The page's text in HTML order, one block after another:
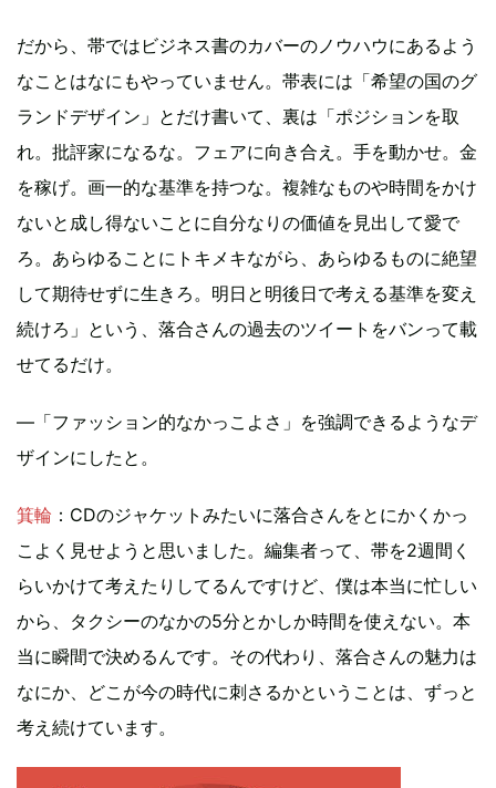
だから、帯ではビジネス書のカバーのノウハウにあるよう
なことはなにもやっていません。帯表には「希望の国のグ
ランドデザイン」とだけ書いて、裏は「ポジションを取
れ。批評家になるな。フェアに向き合え。手を動かせ。金
を稼げ。画一的な基準を持つな。複雑なものや時間をかけ
ないと成し得ないことに自分なりの価値を見出して愛で
ろ。あらゆることにトキメキながら、あらゆるものに絶望
して期待せずに生きろ。明日と明後日で考える基準を変え
続けろ」という、落合さんの過去のツイートをバンって載
せてるだけ。
—「ファッション的なかっこよさ」を強調できるようなデ
ザインにしたと。
箕輪 ：CDのジャケットみたいに落合さんをとにかくかっ
こよく見せようと思いました。編集者って、帯を2週間く
らいかけて考えたりしてるんですけど、僕は本当に忙しい
から、タクシーのなかの5分とかしか時間を使えない。本
当に瞬間で決めるんです。その代わり、落合さんの魅力は
なにか、どこが今の時代に刺さるかということは、ずっと
考え続けています。